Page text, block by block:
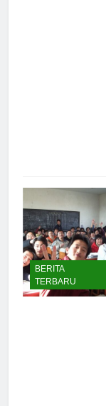
BERITA
TERBARU